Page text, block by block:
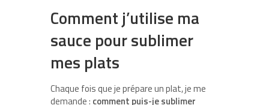
Comment j’utilise ma
sauce pour sublimer
mes plats
Chaque fois que je prépare un plat, je me
demande : comment puis-je sublimer